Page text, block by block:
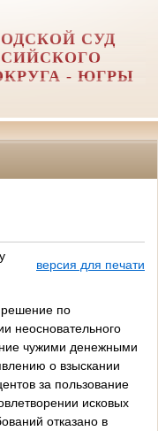
СУД
- ЮГРЫ
версия для печати
по
неосновательного
чужими денежными
о взыскании
за пользование
исковых
отказано в